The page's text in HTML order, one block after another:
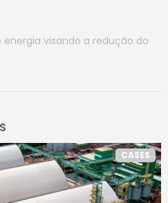
energia visando a redução do
CASES